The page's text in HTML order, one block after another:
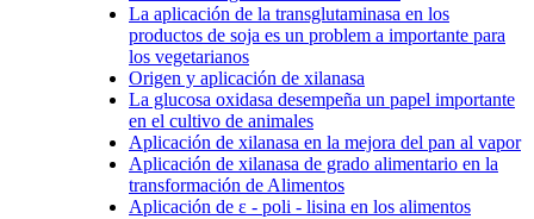
La aplicación de la transglutaminasa en los
productos de soja es un problem a importante para
los vegetarianos
Origen y aplicación de xilanasa
La glucosa oxidasa desempeña un papel importante
en el cultivo de animales
Aplicación de xilanasa en la mejora del pan al vapor
Aplicación de xilanasa de grado alimentario en la
transformación de Alimentos
Aplicación de ε - poli - lisina en los alimentos